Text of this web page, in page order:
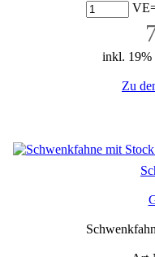
inkl. 19%
Zu